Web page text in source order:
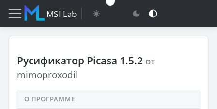
MSI Lab
Русификатор Picasa 1.5.2 от
mimoproxodil
О ПРОГРАММЕ